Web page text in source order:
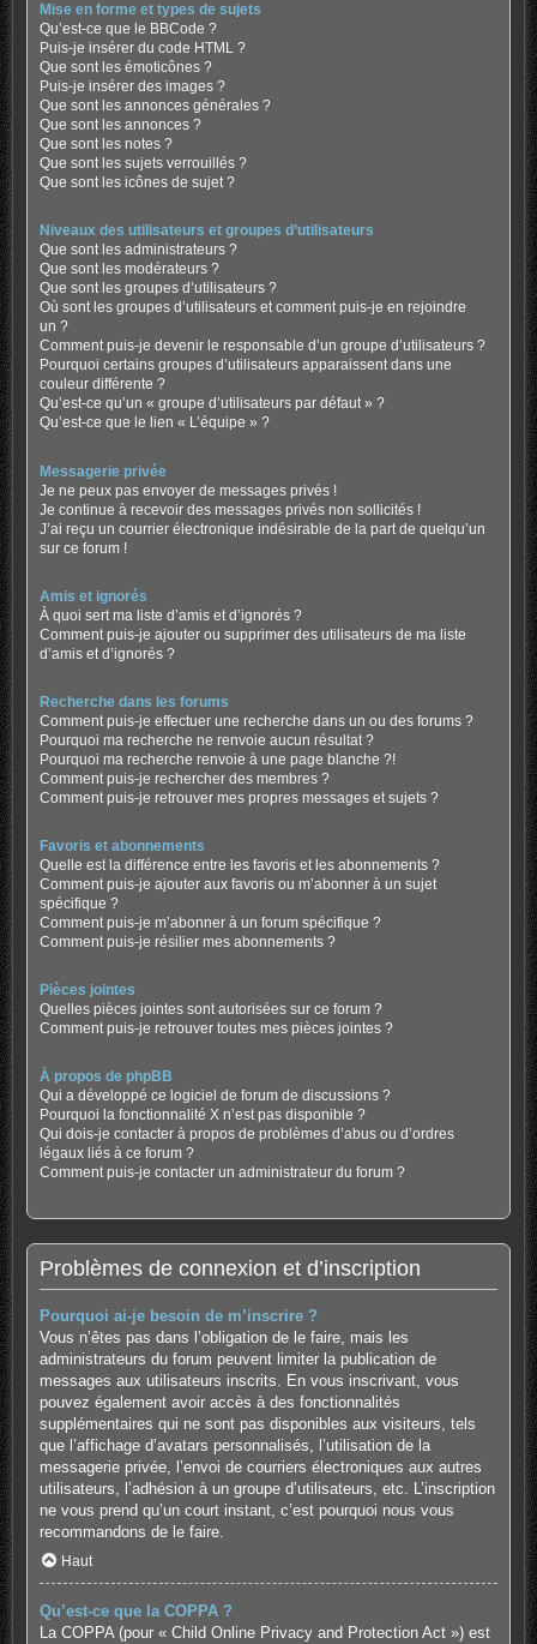
Mise en forme et types de sujets
Qu’est-ce que le BBCode ?
Puis-je insérer du code HTML ?
Que sont les émoticônes ?
Puis-je insérer des images ?
Que sont les annonces générales ?
Que sont les annonces ?
Que sont les notes ?
Que sont les sujets verrouillés ?
Que sont les icônes de sujet ?
Niveaux des utilisateurs et groupes d’utilisateurs
Que sont les administrateurs ?
Que sont les modérateurs ?
Que sont les groupes d’utilisateurs ?
Où sont les groupes d’utilisateurs et comment puis-je en rejoindre
un ?
Comment puis-je devenir le responsable d’un groupe d’utilisateurs ?
Pourquoi certains groupes d’utilisateurs apparaissent dans une
couleur différente ?
Qu’est-ce qu’un « groupe d’utilisateurs par défaut » ?
Qu’est-ce que le lien « L’équipe » ?
Messagerie privée
Je ne peux pas envoyer de messages privés !
Je continue à recevoir des messages privés non sollicités !
J’ai reçu un courrier électronique indésirable de la part de quelqu’un
sur ce forum !
Amis et ignorés
À quoi sert ma liste d’amis et d’ignorés ?
Comment puis-je ajouter ou supprimer des utilisateurs de ma liste
d’amis et d’ignorés ?
Recherche dans les forums
Comment puis-je effectuer une recherche dans un ou des forums ?
Pourquoi ma recherche ne renvoie aucun résultat ?
Pourquoi ma recherche renvoie à une page blanche ?!
Comment puis-je rechercher des membres ?
Comment puis-je retrouver mes propres messages et sujets ?
Favoris et abonnements
Quelle est la différence entre les favoris et les abonnements ?
Comment puis-je ajouter aux favoris ou m’abonner à un sujet
spécifique ?
Comment puis-je m’abonner à un forum spécifique ?
Comment puis-je résilier mes abonnements ?
Pièces jointes
Quelles pièces jointes sont autorisées sur ce forum ?
Comment puis-je retrouver toutes mes pièces jointes ?
À propos de phpBB
Qui a développé ce logiciel de forum de discussions ?
Pourquoi la fonctionnalité X n’est pas disponible ?
Qui dois-je contacter à propos de problèmes d’abus ou d’ordres
légaux liés à ce forum ?
Comment puis-je contacter un administrateur du forum ?
Problèmes de connexion et d’inscription
Pourquoi ai-je besoin de m’inscrire ?
Vous n’êtes pas dans l’obligation de le faire, mais les
administrateurs du forum peuvent limiter la publication de
messages aux utilisateurs inscrits. En vous inscrivant, vous
pouvez également avoir accès à des fonctionnalités
supplémentaires qui ne sont pas disponibles aux visiteurs, tels
que l’affichage d’avatars personnalisés, l’utilisation de la
messagerie privée, l’envoi de courriers électroniques aux autres
utilisateurs, l’adhésion à un groupe d’utilisateurs, etc. L’inscription
ne vous prend qu’un court instant, c’est pourquoi nous vous
recommandons de le faire.
Haut
Qu’est-ce que la COPPA ?
La COPPA (pour « Child Online Privacy and Protection Act ») est